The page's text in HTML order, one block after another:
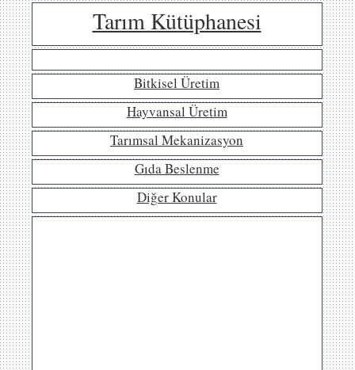
Tarım Kütüphanesi
Bitkisel Üretim
Hayvansal Üretim
Tarımsal Mekanizasyon
Gıda Beslenme
Diğer Konular